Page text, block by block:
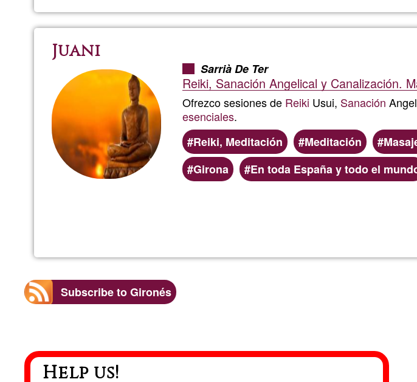
Juani
Sarrià De Ter
Reiki, Sanación Angelical y Canalización.
Ofrezco sesiones de Reiki Usui, Sanación
esenciales.
Reiki, Meditación
Meditación
Girona
En toda España y todo el
Subscribe to Gironés
Help us!